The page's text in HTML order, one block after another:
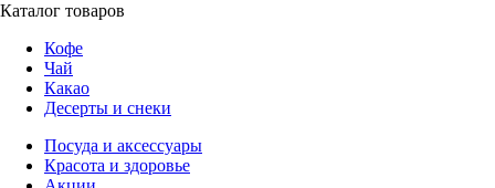
Каталог товаров
Кофе
Чай
Какао
Десерты и снеки
Посуда и аксессуары
Красота и здоровье